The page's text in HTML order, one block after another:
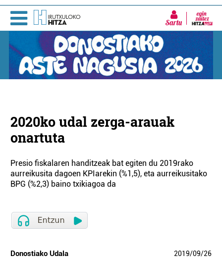
Sartu
2020ko udal zerga-arauak
onartuta
Presio fiskalaren handitzeak bat egiten du 2019rako
aurreikusita dagoen KPIarekin (%1,5), eta aurreikusitako
BPG (%2,3) baino txikiagoa da
Donostiako Udala 2019/09/26